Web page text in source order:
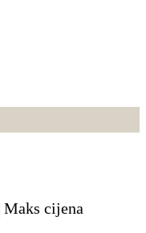
Maks cijena